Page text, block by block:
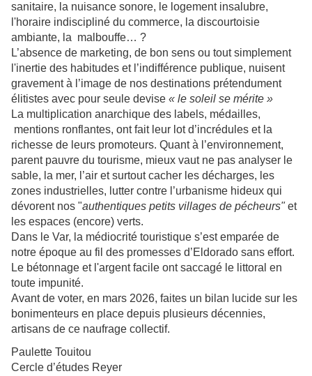
sanitaire, la nuisance sonore, le logement insalubre,
l'horaire indiscipliné du commerce, la discourtoisie
ambiante, la malbouffe… ?
L’absence de marketing, de bon sens ou tout simplement
l'inertie des habitudes et l’indifférence publique, nuisent
gravement à l’image de nos destinations prétendument
élitistes avec pour seule devise « le soleil se mérite »
La multiplication anarchique des labels, médailles,
mentions ronflantes, ont fait leur lot d’incrédules et la
richesse de leurs promoteurs. Quant à l’environnement,
parent pauvre du tourisme, mieux vaut ne pas analyser le
sable, la mer, l’air et surtout cacher les décharges, les
zones industrielles, lutter contre l’urbanisme hideux qui
dévorent nos "authentiques petits villages de pécheurs"et
les espaces (encore) verts.
Dans le Var, la médiocrité touristique s’est emparée de
notre époque au fil des promesses d’Eldorado sans effort.
Le bétonnage et l'argent facile ont saccagé le littoral en
toute impunité.
Avant de voter, en mars 2026, faites un bilan lucide sur les
bonimenteurs en place depuis plusieurs décennies,
artisans de ce naufrage collectif.
Paulette Touitou
Cercle d’études Reyer